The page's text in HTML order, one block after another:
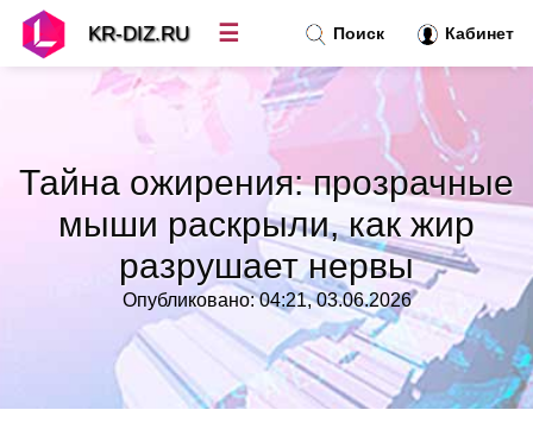
Тайна ожирения: прозрачные
мыши раскрыли, как жир
разрушает нервы
Опубликовано: 04:21, 03.06.2026
Поиск Кабинет
KR-DIZ.RU ☰
Топ новостей»
»
»
Контакт»